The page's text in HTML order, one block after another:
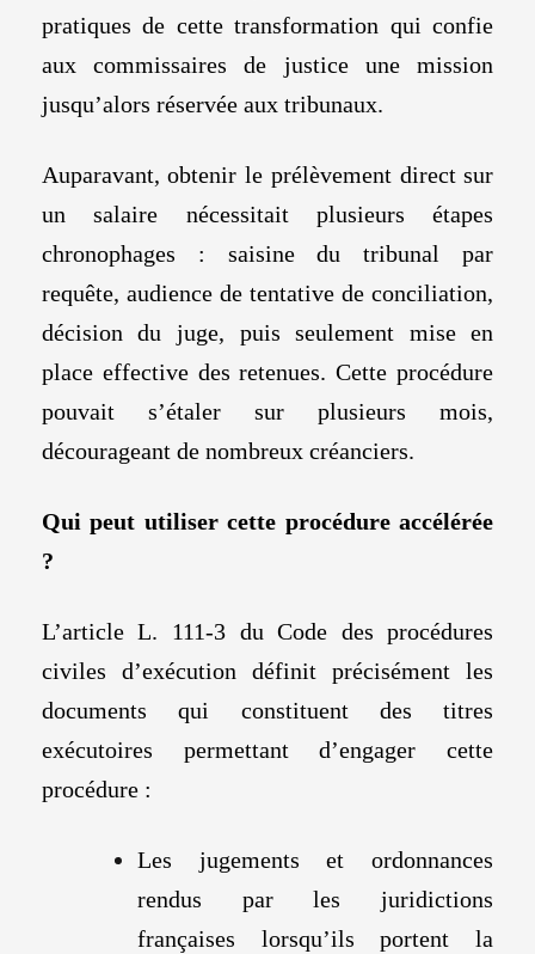
pratiques de cette transformation qui confie
aux commissaires de justice une mission
jusqu’alors réservée aux tribunaux.
Auparavant, obtenir le prélèvement direct sur
un salaire nécessitait plusieurs étapes
chronophages : saisine du tribunal par
requête, audience de tentative de conciliation,
décision du juge, puis seulement mise en
place effective des retenues. Cette procédure
pouvait s’étaler sur plusieurs mois,
décourageant de nombreux créanciers.
Qui peut utiliser cette procédure accélérée
?
L’article L. 111-3 du Code des procédures
civiles d’exécution définit précisément les
documents qui constituent des titres
exécutoires permettant d’engager cette
procédure :
Les jugements et ordonnances
rendus par les juridictions
françaises lorsqu’ils portent la